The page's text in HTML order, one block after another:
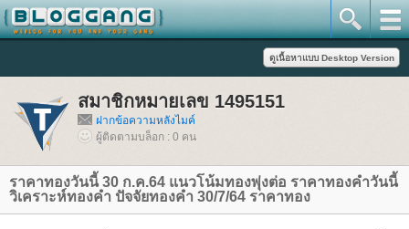
สมาชิกหมายเลข 1495151
ฝากข้อความหลังไมค์
ผู้ติดตามบล็อก : 0 คน
ราคาทองวันนี้ 30 ก.ค.64 แนวโน้มทองพุ่งต่อ ราคาทองคำวันนี้
วิเคราะห์ทองคำ ปัจจัยทองคำ 30/7/64 ราคาทอง